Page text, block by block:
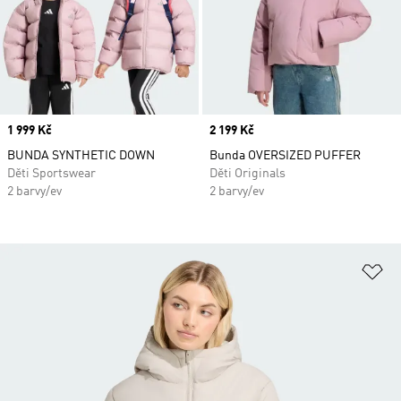
Price
1 999 Kč
BUNDA SYNTHETIC DOWN
Děti Sportswear
2 barvy/ev
Price
2 199 Kč
Bunda OVERSIZED PUFFER
Děti Originals
2 barvy/ev